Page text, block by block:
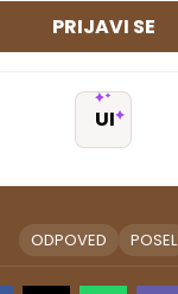
PRIJAVI SE
UI
ODPOVED POSEL